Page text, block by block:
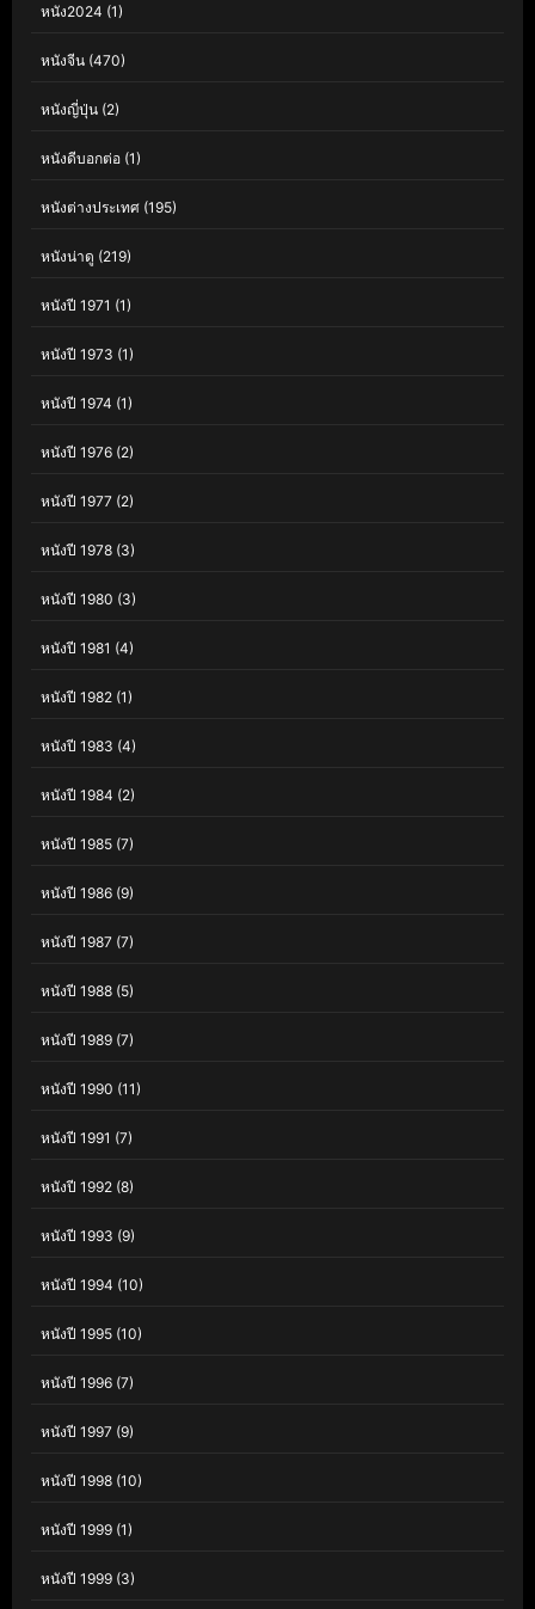
หนัง2024 (1)
หนังจีน (470)
หนังญี่ปุ่น (2)
หนังดีบอกต่อ (1)
หนังต่างประเทศ (195)
หนังน่าดู (219)
หนังปี 1971 (1)
หนังปี 1973 (1)
หนังปี 1974 (1)
หนังปี 1976 (2)
หนังปี 1977 (2)
หนังปี 1978 (3)
หนังปี 1980 (3)
หนังปี 1981 (4)
หนังปี 1982 (1)
หนังปี 1983 (4)
หนังปี 1984 (2)
หนังปี 1985 (7)
หนังปี 1986 (9)
หนังปี 1987 (7)
หนังปี 1988 (5)
หนังปี 1989 (7)
หนังปี 1990 (11)
หนังปี 1991 (7)
หนังปี 1992 (8)
หนังปี 1993 (9)
หนังปี 1994 (10)
หนังปี 1995 (10)
หนังปี 1996 (7)
หนังปี 1997 (9)
หนังปี 1998 (10)
หนังปี 1999 (1)
หนังปี 1999 (3)